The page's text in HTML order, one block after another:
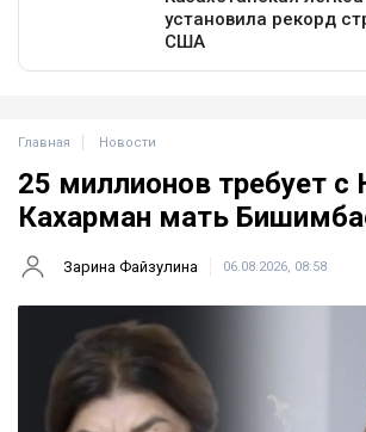
Главная Новости
25 миллионов требует
Кахарман мать
Зарина Файзулина 06.08.2026, 08:58